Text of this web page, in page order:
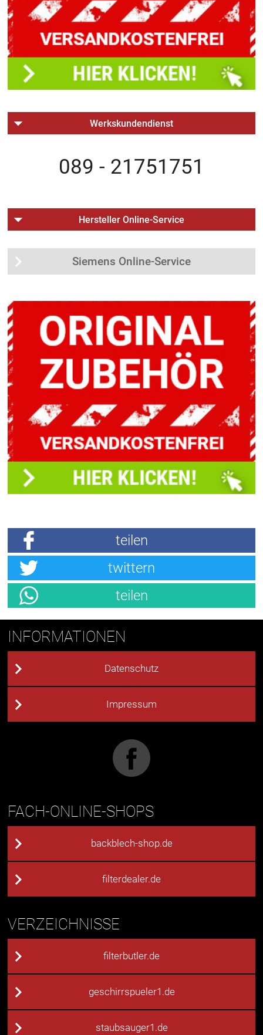
Werkskundendienst
089 - 21751751
Hersteller Online-Service
Siemens Online-Service
teilen
twittern
teilen
INFORMATIONEN
Datenschutz
Impressum
FACH-ONLINE-SHOPS
backblech-shop.de
filterdealer.de
VERZEICHNISSE
filterbutler.de
geschirrspueler1.de
staubsauger1.de